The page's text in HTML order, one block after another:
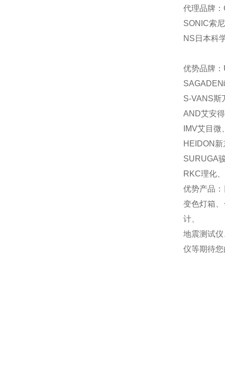
代理品牌
SONIC索
NS日本科
优势品牌
S-VANS斯
AND艾安
IMV艾目
HEIDON
SURUGA
RKC理化
优势产品
变色灯箱
计、
地震测试
仪等期待